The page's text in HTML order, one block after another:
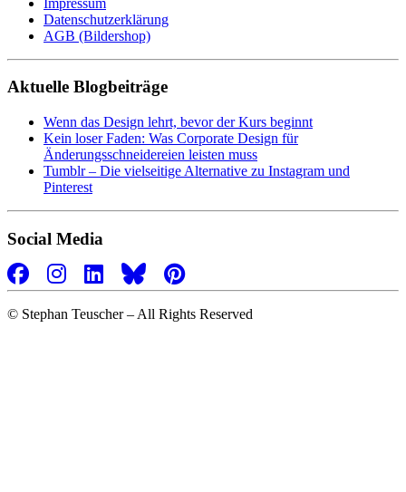
Datenschutzerklärung
AGB (Bildershop)
Aktuelle Blogbeiträge
Wenn das Design lehrt, bevor der Kurs beginnt
Kein loser Faden: Was Corporate Design für
Änderungsschneidereien leisten muss
Tumblr – Die vielseitige Alternative zu Instagram und
Pinterest
Social Media
© Stephan Teuscher – All Rights Reserved